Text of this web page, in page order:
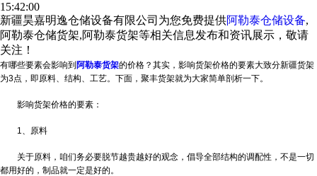
15:42:00
新疆昊嘉明逸仓储设备有限公司为您免费提供阿勒泰仓储设备,
阿勒泰仓储货架,阿勒泰货架等相关信息发布和资讯展示，敬请
关注！
有哪些要素会影响到 阿勒泰货架的价格？其实，影响货架价格的要素大致分新疆货架
为3点，即原料、结构、工艺。下面，聚丰货架就为大家简单剖析一下。
影响货架价格的要素：
1、原料
关于原料，咱们务必要脱节越贵越好的观念，倡导全部结构的调配性，不是一切
都用好的，制品就一定是好的。